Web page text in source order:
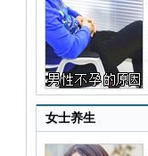
女士养生